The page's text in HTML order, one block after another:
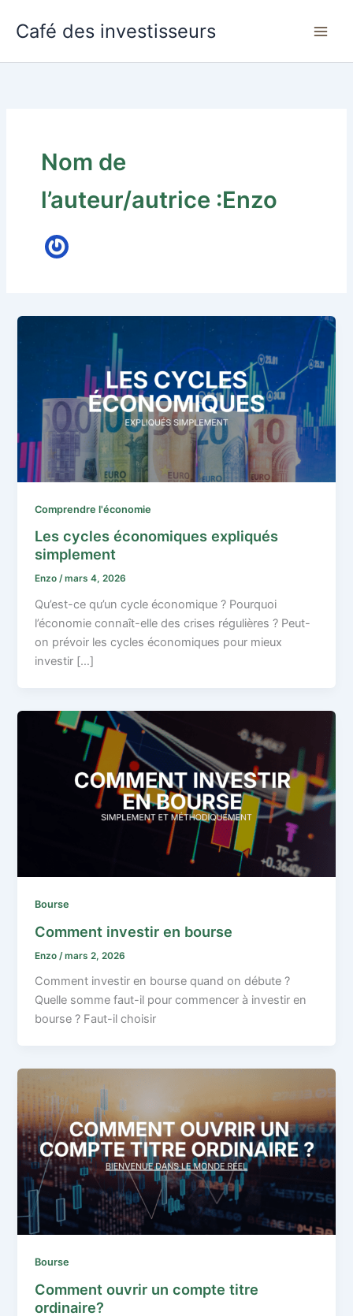
Café des investisseurs
Nom de
l’auteur/autrice :Enzo
Comprendre l'économie
Les cycles économiques expliqués
simplement
Enzo/mars 4, 2026
Qu’est-ce qu’un cycle économique ? Pourquoi
l’économie connaît-elle des crises régulières ? Peut-
on prévoir les cycles économiques pour mieux
investir […]
Bourse
Comment investir en bourse
Enzo /mars 2, 2026
Comment investir en bourse quand on débute ?
Quelle somme faut-il pour commencer à investir en
bourse ? Faut-il choisir
Bourse
Comment ouvrir un compte titre
ordinaire?